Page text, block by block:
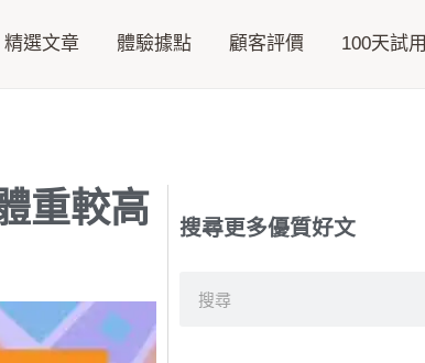
精選文章 體驗據點 顧客評價 100天試用
重較高
搜尋更多優質好文